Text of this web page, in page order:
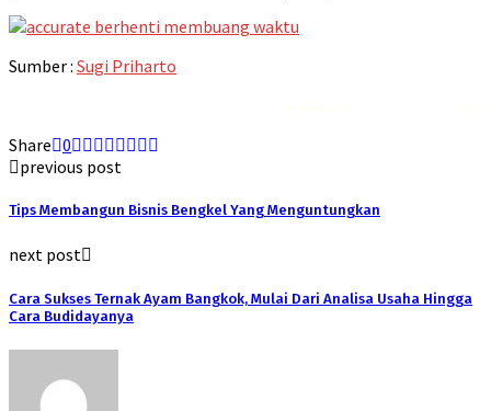
Sumber : Sugi Priharto
Share 0
previous post
Tips Membangun Bisnis Bengkel Yang Menguntungkan
next post
Cara Sukses Ternak Ayam Bangkok, Mulai Dari Analisa Usaha Hingga
Cara Budidayanya